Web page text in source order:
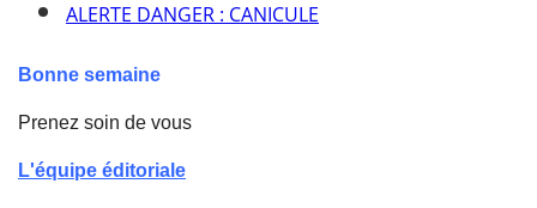
ALERTE DANGER : CANICULE
Bonne semaine
Prenez soin de vous
L'équipe éditoriale